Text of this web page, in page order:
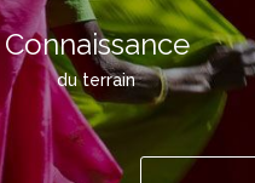
Connaissance
du terrain